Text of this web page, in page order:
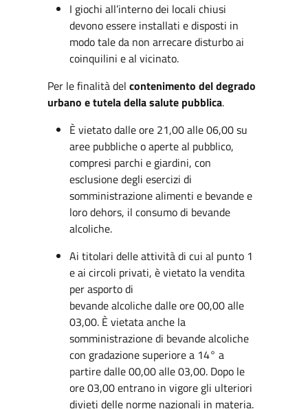
I giochi all’interno dei locali chiusi
devono essere installati e disposti in
modo tale da non arrecare disturbo ai
coinquilini e al vicinato.
Per le finalità del contenimento del degrado
urbano e tutela della salute pubblica.
È vietato dalle ore 21,00 alle 06,00 su
aree pubbliche o aperte al pubblico,
compresi parchi e giardini, con
esclusione degli esercizi di
somministrazione alimenti e bevande e
loro dehors, il consumo di bevande
alcoliche.
Ai titolari delle attività di cui al punto 1
e ai circoli privati, è vietato la vendita
per asporto di
bevande alcoliche dalle ore 00,00 alle
03,00. È vietata anche la
somministrazione di bevande alcoliche
con gradazione superiore a 14° a
partire dalle 00,00 alle 03,00. Dopo le
ore 03,00 entrano in vigore gli ulteriori
divieti delle norme nazionali in materia.